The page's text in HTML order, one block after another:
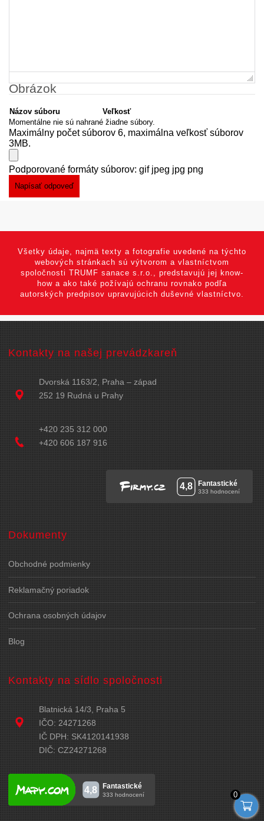
Obrázok
Názov súboru
Veľkosť
Momentálne nie sú nahrané žiadne súbory.
Maximálny počet súborov 6, maximálna veľkosť súborov
3MB.
Podporované formáty súborov: gif jpeg jpg png
Všetky údaje, najmä texty a fotografie uvedené na týchto
webových stránkach sú výtvorom a vlastníctvom
spoločnosti TRUMF sanace s.r.o., predstavujú jej know-
how a ako také požívajú ochranu rovnako podľa
autorských predpisov upravujúcich duševné vlastníctvo.
Kontakty na našej prevádzkareň
Dvorská 1163/2, Praha – západ
252 19 Rudná u Prahy
+420 235 312 000
+420 606 187 916
Dokumenty
Obchodné podmienky
Reklamačný poriadok
Ochrana osobných údajov
Blog
Kontakty na sídlo spoločnosti
Blatnická 14/3, Praha 5
IČO: 24271268
IČ DPH: SK4120141938
DIČ: CZ24271268
0